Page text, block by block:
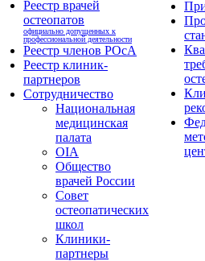
Реестр врачей
остеопатов
официально допущенных к
профессиональной деятельности
Реестр членов РОсА
Реестр клиник-
партнеров
Сотрудничество
Национальная
медицинская
палата
OIA
Общество
врачей России
Совет
остеопатических
школ
Клиники-
партнеры